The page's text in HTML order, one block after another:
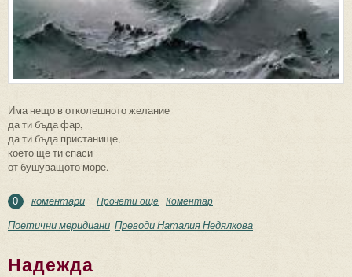
Има нещо в отколешното желание
да ти бъда фар,
да ти бъда пристанище,
което ще ти спаси
от бушуващото море.
0 коментари Прочети още about Преди потъването
Коментар
Поетични меридиани Преводи Наталия Недялкова
Надежда